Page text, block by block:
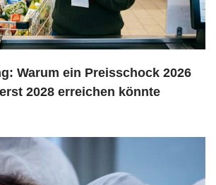
Warum ein Preisschock 2026
2028 erreichen könnte